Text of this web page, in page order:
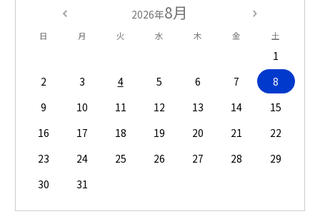
2026年8月
日 月 火 水 木 金 土
1
2
3 4 5 6 7
8
9
10 11 12 13 14
15
16
17 18 19 20 21
22
23
24 25 26 27 28
29
30
31